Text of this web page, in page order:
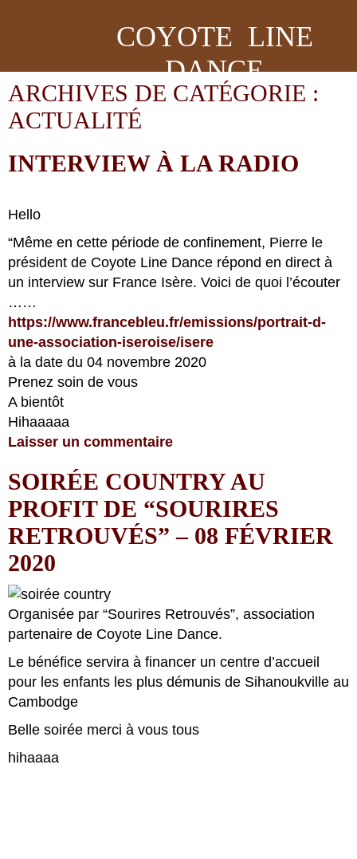
COYOTE LINE
DANCE
ARCHIVES DE CATÉGORIE :
ACTUALITÉ
INTERVIEW À LA RADIO
Hello
“Même en cette période de confinement, Pierre le
président de Coyote Line Dance répond en direct à
un interview sur France Isère. Voici de quoi l’écouter
……
https://www.francebleu.fr/emissions/portrait-d-
une-association-iseroise/isere
à la date du 04 novembre 2020
Prenez soin de vous
A bientôt
Hihaaaaa
Laisser un commentaire
SOIRÉE COUNTRY AU
PROFIT DE “SOURIRES
RETROUVÉS” – 08 FÉVRIER
2020
Organisée par “Sourires Retrouvés”, association
partenaire de Coyote Line Dance.
Le bénéfice servira à financer un centre d’accueil
pour les enfants les plus démunis de Sihanoukville au
Cambodge
Belle soirée merci à vous tous
hihaaaa